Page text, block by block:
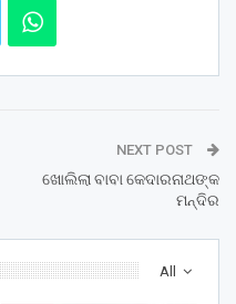
NEXT POST
ଖୋଲିଲା ବାବା କେଦାରନାଥଙ୍କ
ମନ୍ଦିର
All